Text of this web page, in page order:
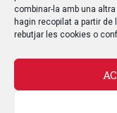
combinar-la amb una
hagin recopilat a partir
rebutjar les cookies o